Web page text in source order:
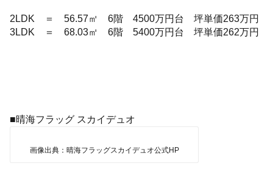
2LDK ＝ 56.57㎡ 6階 4500万円台 坪単価263万円
3LDK ＝ 68.03㎡ 6階 5400万円台 坪単価262万円
■晴海フラッグ スカイデュオ
画像出典：晴海フラッグスカイデュオ公式HP